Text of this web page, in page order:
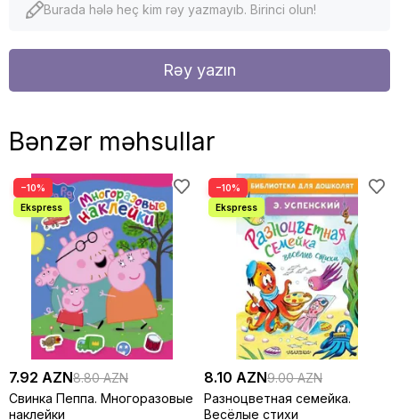
Burada hələ heç kim rəy yazmayıb. Birinci olun!
Rəy yazın
Bənzər məhsullar
−10%
7.92 AZN8.80 AZN
Свинка Пеппа. Многоразовые
наклейки
−10%
8.10 AZN9.00 AZN
Разноцветная семейка.
Весёлые стихи